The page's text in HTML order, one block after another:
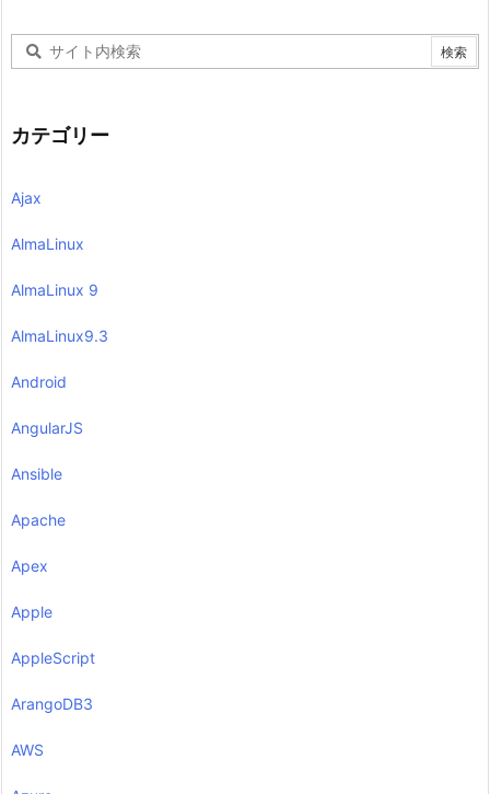
カテゴリー
Ajax
AlmaLinux
AlmaLinux 9
AlmaLinux9.3
Android
AngularJS
Ansible
Apache
Apex
Apple
AppleScript
ArangoDB3
AWS